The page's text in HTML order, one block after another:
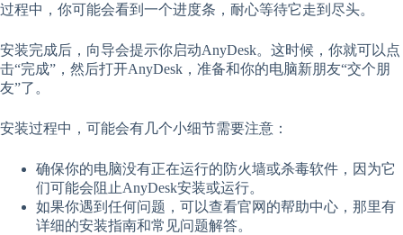
过程中，你可能会看到一个进度条，耐心等待它走到尽头。
安装完成后，向导会提示你启动AnyDesk。这时候，你就可以点
击“完成”，然后打开AnyDesk，准备和你的电脑新朋友“交个朋
友”了。
安装过程中，可能会有几个小细节需要注意：
确保你的电脑没有正在运行的防火墙或杀毒软件，因为它
们可能会阻止AnyDesk安装或运行。
如果你遇到任何问题，可以查看官网的帮助中心，那里有
详细的安装指南和常见问题解答。